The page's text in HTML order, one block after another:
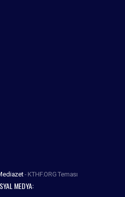
- KTHF.ORG Teması
MEDYA: